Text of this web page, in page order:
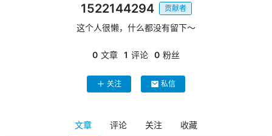
1522144294 贡献者
这个人很懒，什么都没有留下～
0 文章 1 评论 0 粉丝
关注 私信
文章 评论 关注 收藏